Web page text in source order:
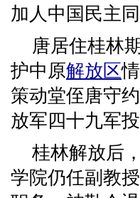
加人中国民主同
唐居住桂林
护中原解放区
策动堂侄唐守
放军四十九军投
桂林解放后
学院仍任副教